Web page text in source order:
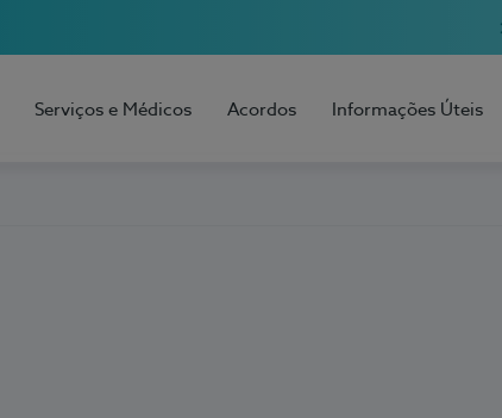
Serviços e Médicos Acordos Informações Úteis